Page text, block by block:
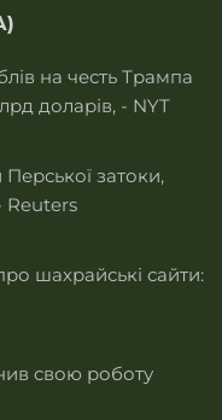
на честь Трампа
доларів, - NYT
затоки,
Reuters
шахрайські сайти:
свою роботу